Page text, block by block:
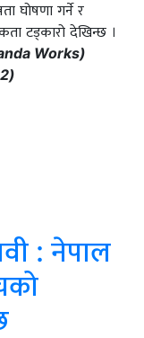
घोषणा गर्ने र
टड्कारो देखिन्छ ।
Works)
: नेपाल